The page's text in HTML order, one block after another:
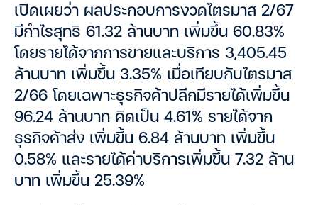
เปิดเผยว่า ผลประกอบการงวดไตรมาส 2/67
มีกำไรสุทธิ 61.32 ล้านบาท เพิ่มขึ้น 60.83%
โดยรายได้จากการขายและบริการ 3,405.45
ล้านบาท เพิ่มขึ้น 3.35% เมื่อเทียบกับไตรมาส
2/66 โดยเฉพาะธุรกิจค้าปลีกมีรายได้เพิ่มขึ้น
96.24 ล้านบาท คิดเป็น 4.61% รายได้จาก
ธุรกิจค้าส่ง เพิ่มขึ้น 6.84 ล้านบาท เพิ่มขึ้น
0.58% และรายได้ค่าบริการเพิ่มขึ้น 7.32 ล้าน
บาท เพิ่มขึ้น 25.39%